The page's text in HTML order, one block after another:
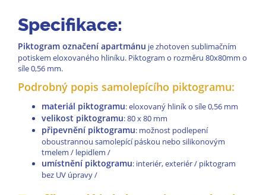
Specifikace:
Piktogram označení apartmánu je zhotoven sublimačním
potiskem eloxovaného hliníku. Piktogram o rozměru 80x80mm o
síle 0,56 mm.
Podrobný popis samolepícího piktogramu:
materiál piktogramu: eloxovaný hliník o síle 0,56 mm
velikost piktogramu: 80 x 80 mm
připevnění piktogramu: možnost podlepení
oboustrannou samolepící páskou nebo silikonovým
tmelem / lepidlem /
umístnění piktogramu: interiér, exteriér / piktogram
bez UV úpravy /